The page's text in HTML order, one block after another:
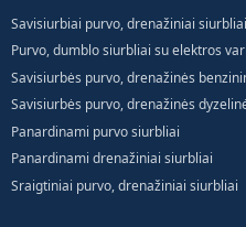
Savisiurbiai purvo, drenažiniai
Purvo, dumblo siurbliai su elektros
Savisiurbės purvo, drenažinės
Savisiurbės purvo, drenažinės
Panardinami purvo siurbliai
Panardinami drenažiniai siurbliai
Sraigtiniai purvo, drenažiniai siurbliai